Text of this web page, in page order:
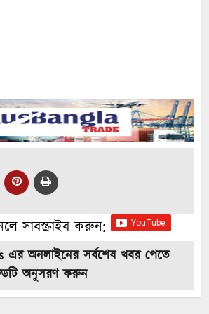
সাবস্ক্রাইব করুন:
এর অনলাইনের সর্বশেষ খবর পেতে
অনুসরণ করুন